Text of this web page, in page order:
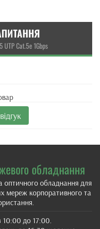
UTP Cat.5e 1Gbps
обладнання
оптичного обладнання для
мереж корпоративного та
до 17:00.